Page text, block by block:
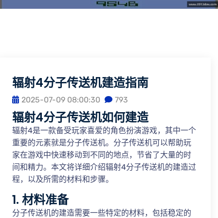
辐射4分子传送机建造指南
2025-07-09 08:00:30 793
辐射4分子传送机如何建造
辐射4是一款备受玩家喜爱的角色扮演游戏，其中一个
重要的元素就是分子传送机。分子传送机可以帮助玩
家在游戏中快速移动到不同的地点，节省了大量的时
间和精力。本文将详细介绍辐射4分子传送机的建造过
程，以及所需的材料和步骤。
1. 材料准备
分子传送机的建造需要一些特定的材料，包括稳定的